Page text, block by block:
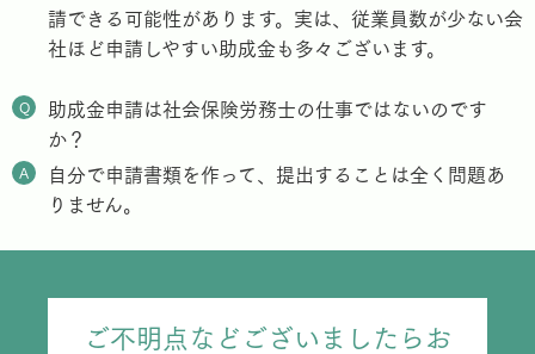
請できる可能性があります。実は、従業員数が少ない会
社ほど申請しやすい助成金も多々ございます。
Q
助成金申請は社会保険労務士の仕事ではないのです
か？
A
自分で申請書類を作って、提出することは全く問題あ
りません。
ご不明点などございましたらお